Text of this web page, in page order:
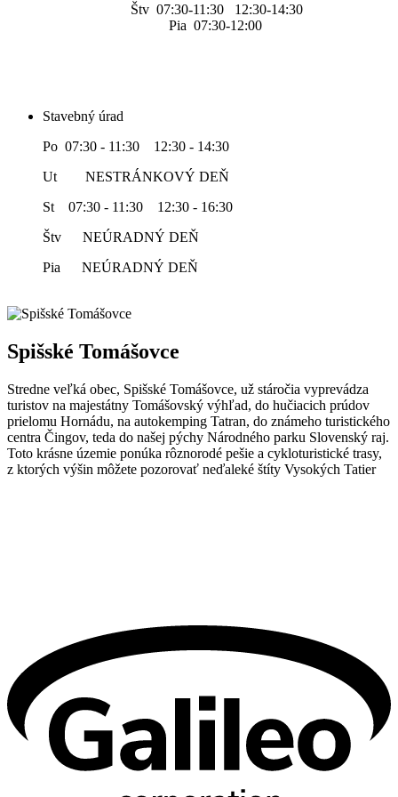
Štv 07:30-11:30 12:30-14:30
Pia 07:30-12:00
Stavebný úrad
Po 07:30 - 11:30 12:30 - 14:30
Ut NESTRÁNKOVÝ DEŇ
St 07:30 - 11:30 12:30 - 16:30
Štv NEÚRADNÝ DEŇ
Pia NEÚRADNÝ DEŇ
Spišské Tomášovce
Stredne veľká obec, Spišské Tomášovce, už stáročia vyprevádza
turistov na majestátny Tomášovský výhľad, do hučiacich prúdov
prielomu Hornádu, na autokemping Tatran, do známeho turistického
centra Čingov, teda do našej pýchy Národného parku Slovenský raj.
Toto krásne územie ponúka rôznorodé pešie a cykloturistické trasy,
z ktorých výšin môžete pozorovať neďaleké štíty Vysokých Tatier